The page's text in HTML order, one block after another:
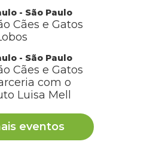
certeza de que você
tão doce quanto a que
- São Paulo
Cães e Gatos
- São Paulo
Cães e Gatos
com o
Luisa Mell
eventos